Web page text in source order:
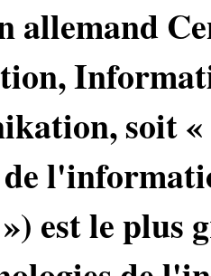
allemand
soit «
est le plus